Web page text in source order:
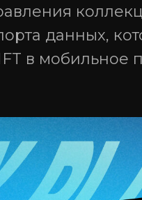
данных,
в мобильное